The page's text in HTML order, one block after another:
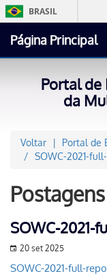
BRASIL
Página Principal
Portal de
da
Voltar Portal de
SOWC-2021-
Postagens
SOWC-2021-
20 set 2025
SOWC-2021-full-